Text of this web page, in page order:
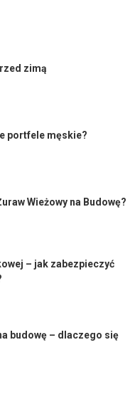
zimą
portfele męskie?
Wieżowy na Budowę?
– jak zabezpieczyć
budowę – dlaczego się